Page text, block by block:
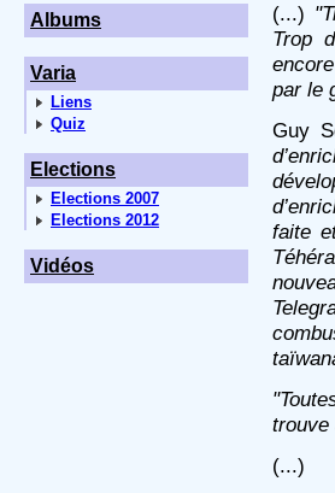
Albums
Varia
Liens
Quiz
Elections
Elections 2007
Elections 2012
Vidéos
(...)
Trop
par le
Guy
faite
trouve
(...)